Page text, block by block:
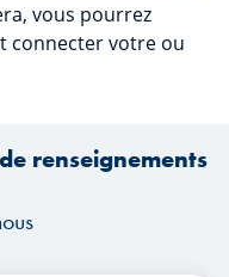
vous pourrez
connecter votre ou
renseignements